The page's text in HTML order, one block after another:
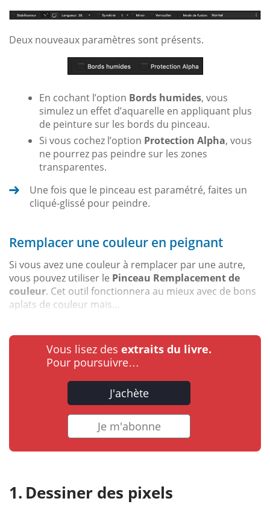
Deux nouveaux paramètres sont présents.
En cochant l’option Bords humides, vous
simulez un effet d’aquarelle en appliquant plus
de peinture sur les bords du pinceau.
Si vous cochez l’option Protection Alpha, vous
ne pourrez pas peindre sur les zones
transparentes.
Une fois que le pinceau est paramétré, faites un
cliqué-glissé pour peindre.
Remplacer une couleur en peignant
Si vous avez une couleur à remplacer par une autre,
vous pouvez utiliser le Pinceau Remplacement de
couleur. Cet outil fonctionnera au mieux avec de bons
aplats de couleur mais...
Vous lisez des extraits du livre.
Pour poursuivre…
J'achète
Je m'abonne
Dessiner des pixels